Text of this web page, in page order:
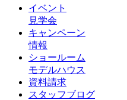
イベント
見学会
キャンペーン
情報
ショールーム
モデルハウス
資料請求
スタッフブログ